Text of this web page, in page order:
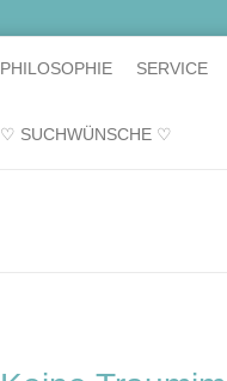
PHILOSOPHIE SERVICE
♡ SUCHWÜNSCHE ♡